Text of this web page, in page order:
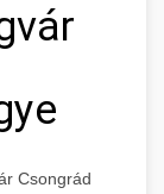
Csongrád